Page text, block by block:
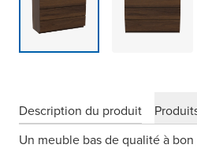
Description du produit
Un meuble bas de qualité à bon